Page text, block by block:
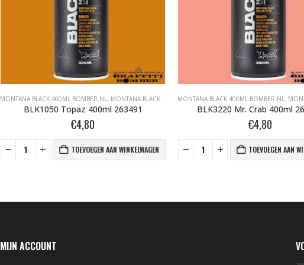
,MONTANA GRAFFITI SPUITBUSSEN
MONTANA BLACK 400ML BOMBER.NL , MONTANA BLACK BOMBER.NL ,MONTANA GRAFFITI SPUITBUSSEN
BLK1050 Topaz 400ml 263491
€4,80
TOEVOEGEN AAN WINKELWAGEN
MONTANA BLACK 400ML BOMBER.NL ,
BLK3220 Mr. Crab 400ml
€4,80
TOEVOEGEN AAN
MIJN ACCOUNT